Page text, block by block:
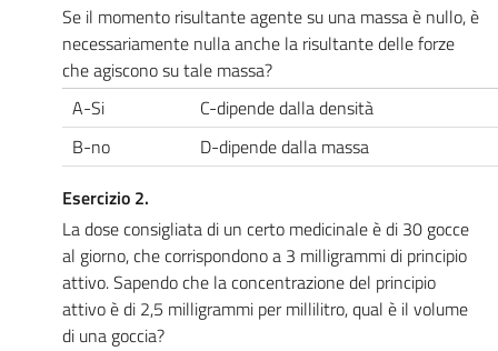
Se il momento risultante agente su una massa è nullo, è
necessariamente nulla anche la risultante delle forze
che agiscono su tale massa?
A-Si
C-dipende dalla densità
B-no
D-dipende dalla massa
Esercizio 2.
La dose consigliata di un certo medicinale è di 30 gocce
al giorno, che corrispondono a 3 milligrammi di principio
attivo. Sapendo che la concentrazione del principio
attivo è di 2,5 milligrammi per millilitro, qual è il volume
di una goccia?